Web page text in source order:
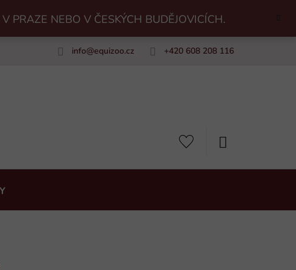
PRAZE NEBO V ČESKÝCH BUDĚJOVICÍCH.
info@equizoo.cz +420 608 208 116